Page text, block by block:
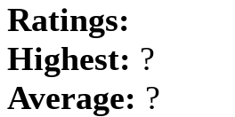
Ratings:
Highest: ?
Average: ?